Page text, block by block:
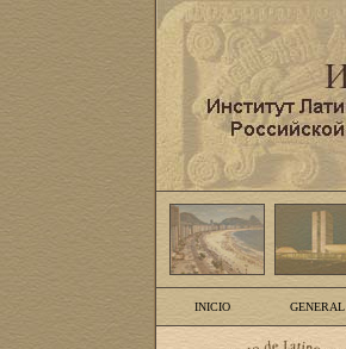
INICIO GENERAL